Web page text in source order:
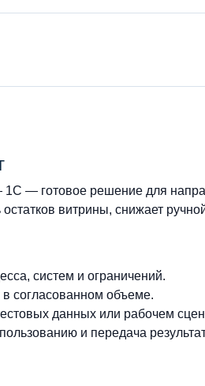
1С — готовое решение для
витрины, снижает
систем и ограничений.
согласованном объеме.
данных или рабочем
и передача